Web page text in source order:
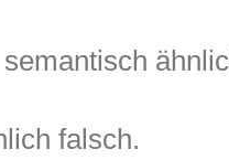
falsch.